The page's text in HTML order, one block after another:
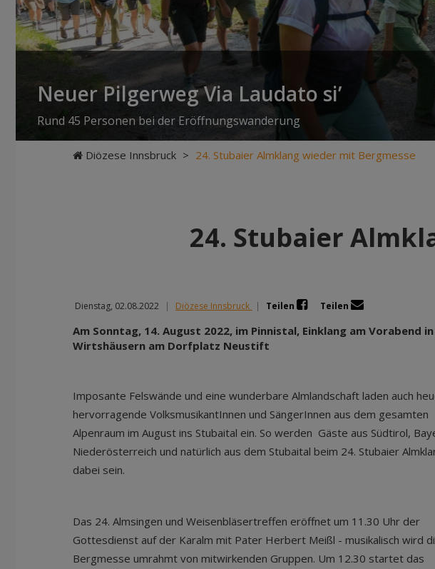
Neuer Pilgerweg Via Laudato si’
Rund 45 Personen bei der Eröffnungswanderung
Diözese Innsbruck > 24. Stubaier Almklang wieder mit Bergmesse
24. Stubaier
Dienstag, 02.08.2022 | Diözese Innsbruck | Teilen Teilen
Am Sonntag, 14. August 2022, im Pinnistal, Einklang am Vorabend
Wirtshäusern am Dorfplatz Neustift
Imposante Felswände und eine wunderbare Almlandschaft laden auch
hervorragende VolksmusikantInnen und SängerInnen aus dem gesamten
Alpenraum im August ins Stubaital ein. So werden Gäste aus Südtirol,
Niederösterreich und natürlich aus dem Stubaital beim 24. Stubaier
dabei sein.
Das 24. Almsingen und Weisenbläsertreffen eröffnet um 11.30 Uhr der
Gottesdienst auf der Karalm mit Pater Herbert Meißl - musikalisch wird
Bergmesse umrahmt von mitwirkenden Gruppen. Um 12.30 startet das